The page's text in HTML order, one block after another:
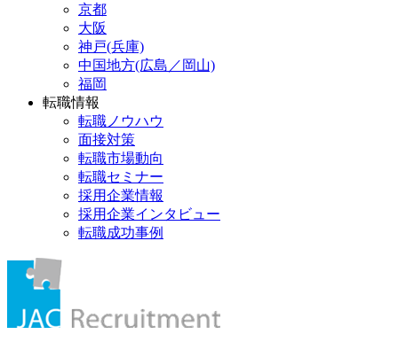
京都
大阪
神戸(兵庫)
中国地方(広島／岡山)
福岡
転職情報
転職ノウハウ
面接対策
転職市場動向
転職セミナー
採用企業情報
採用企業インタビュー
転職成功事例